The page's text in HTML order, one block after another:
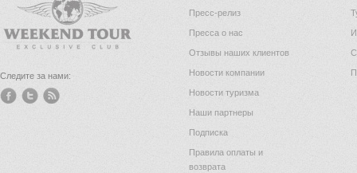
Следите за нами:
Пресс-релиз
Пресса о нас
Отзывы наших клиентов
Новости компании
Новости туризма
Наши партнеры
Подписка
Правила оплаты и
возврата